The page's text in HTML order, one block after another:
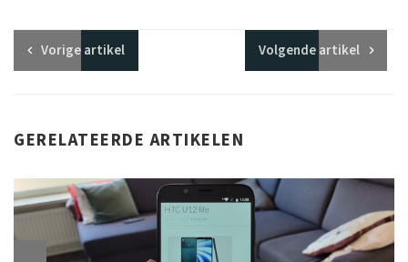
Vorigeartikel Volgendeartikel
GERELATEERDE ARTIKELEN